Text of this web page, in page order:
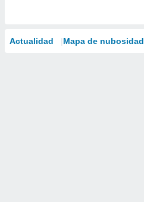
Actualidad Mapa de nubosidad